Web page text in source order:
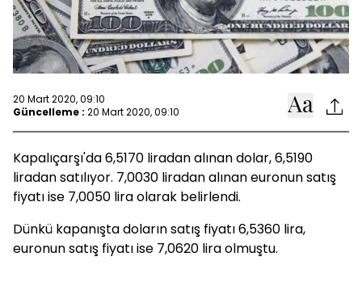
20 Mart 2020, 09:10
Güncelleme : 20 Mart 2020, 09:10
Kapalıçarşı'da 6,5170 liradan alınan dolar, 6,5190
liradan satılıyor. 7,0030 liradan alınan euronun satış
fiyatı ise 7,0050 lira olarak belirlendi.
Dünkü kapanışta doların satış fiyatı 6,5360 lira,
euronun satış fiyatı ise 7,0620 lira olmuştu.